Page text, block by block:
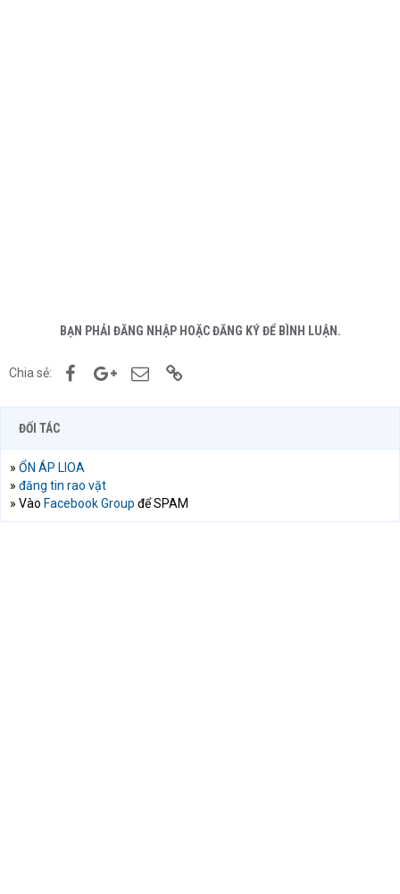
BẠN PHẢI ĐĂNG NHẬP HOẶC ĐĂNG KÝ ĐỂ BÌNH LUẬN.
Chia sẻ: FacebookGoogle+Email
ĐỐI TÁC
» ỔN ÁP LIOA
» đăng tin rao vặt
» Vào Facebook Group để SPAM